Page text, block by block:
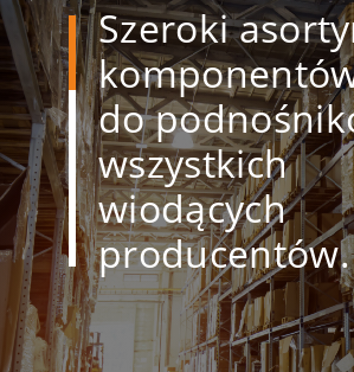
Szeroki
do
wszystkich
wiodących
producentów.